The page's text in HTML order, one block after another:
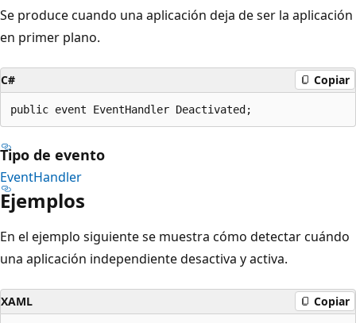
Se produce cuando una aplicación deja de ser la aplicación
en primer plano.
C# Copiar
public event EventHandler Deactivated;
Tipo de evento
EventHandler
Ejemplos
En el ejemplo siguiente se muestra cómo detectar cuándo
una aplicación independiente desactiva y activa.
XAML Copiar